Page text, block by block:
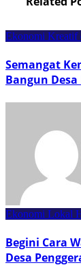
Ekonomi Kreatif
Semangat
Bangun
Ekonomi Lokal
Begini Cara
Desa